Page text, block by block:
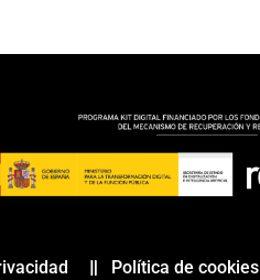
Política de cookies